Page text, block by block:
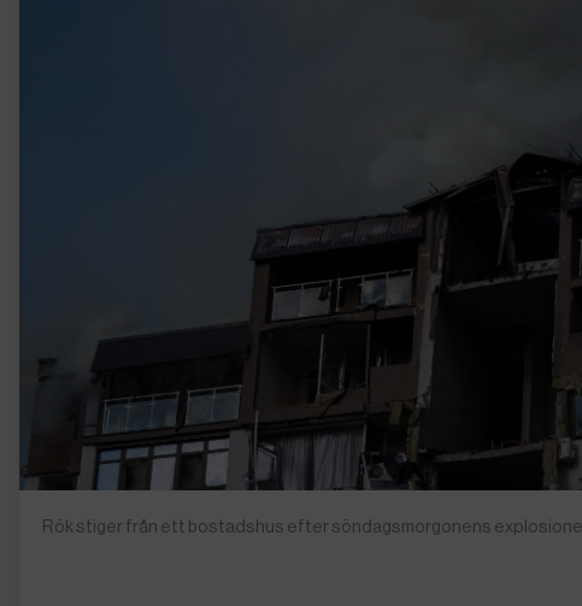
Rök stiger från ett bostadshus efter söndagsmorgonens